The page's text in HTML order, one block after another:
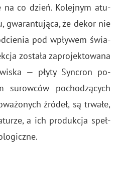
na co dzień. Ko­lej­nym atu­
gwa­ran­tu­ją­ca, że dekor nie
pod wpły­wem świa­
zo­sta­ła za­pro­jek­to­wa­na
— płyty Syn­cron po­
su­row­ców po­cho­dzą­cych
źró­deł, są trwa­łe,
a ich pro­duk­cja speł­